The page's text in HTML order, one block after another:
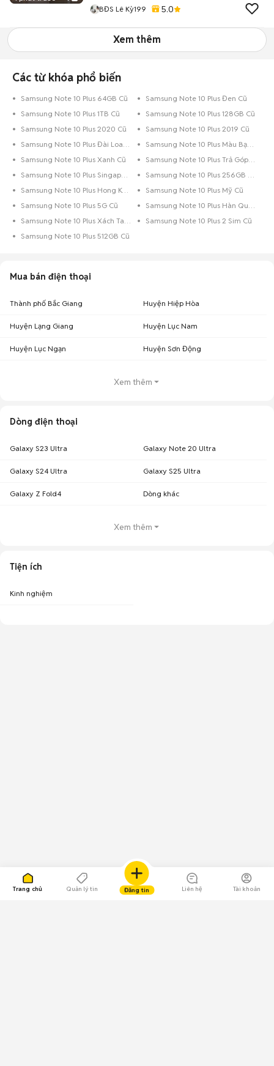
Trang chủ Quản lý tin Đăng tin Liên hệ Tài khoản
BĐS Lê Kỳ199 5.0
Xem thêm
Các từ khóa phổ biến
Samsung Note 10 Plus 64GB Cũ
Samsung Note 10 Plus Đen Cũ
Samsung Note 10 Plus 1TB Cũ
Samsung Note 10 Plus 128GB Cũ
Samsung Note 10 Plus 2020 Cũ
Samsung Note 10 Plus 2019 Cũ
Samsung Note 10 Plus Đài Loan Cũ
Samsung Note 10 Plus Màu Bạc Cũ
Samsung Note 10 Plus Xanh Cũ
Samsung Note 10 Plus Trả Góp Cũ
Samsung Note 10 Plus Singapore Cũ
Samsung Note 10 Plus 256GB Cũ
Samsung Note 10 Plus Hong Kong Cũ
Samsung Note 10 Plus Mỹ Cũ
Samsung Note 10 Plus 5G Cũ
Samsung Note 10 Plus Hàn QuốC Cũ
Samsung Note 10 Plus Xách Tay Cũ
Samsung Note 10 Plus 2 Sim Cũ
Samsung Note 10 Plus 512GB Cũ
Mua bán điện thoại
Thành phố Bắc Giang Huyện Hiệp Hòa
Huyện Lạng Giang Huyện Lục Nam
Huyện Lục Ngạn Huyện Sơn Động
Xem thêm
Dòng điện thoại
Galaxy S23 Ultra Galaxy Note 20 Ultra
Galaxy S24 Ultra Galaxy S25 Ultra
Galaxy Z Fold4 Dòng khác
Xem thêm
Tiện ích
Kinh nghiệm